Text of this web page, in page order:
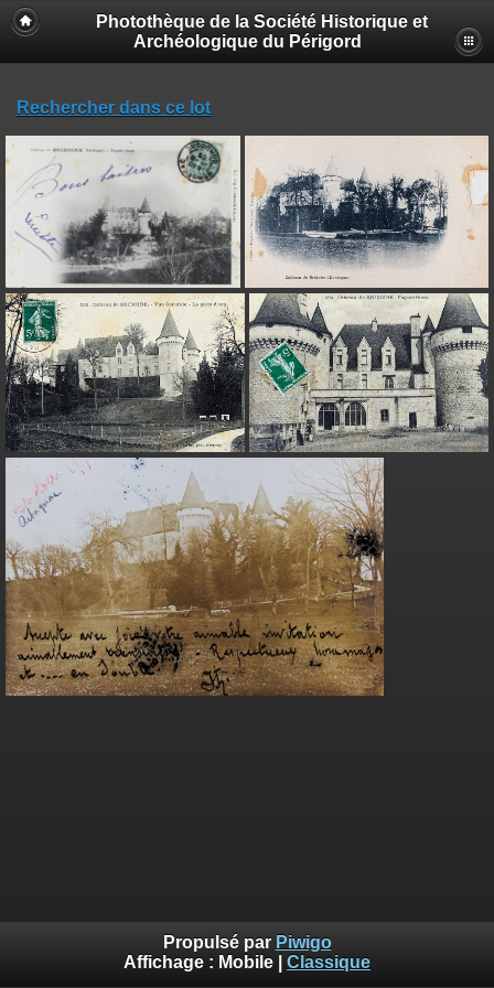
Photothèque de la Société Historique et
Archéologique du Périgord
Rechercher dans ce lot
Propulsé par Piwigo
Affichage : Mobile Classique